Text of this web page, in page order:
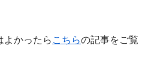
よかったら こちらの記事をご覧